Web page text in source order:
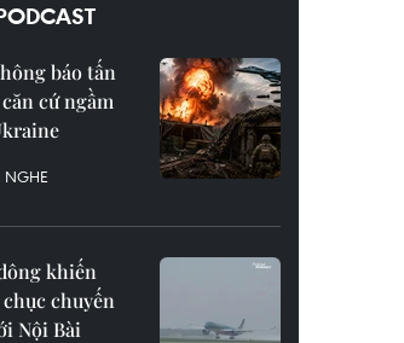
báo tấn
cứ ngầm
NGHE
khiến
chuyến
Nội Bài